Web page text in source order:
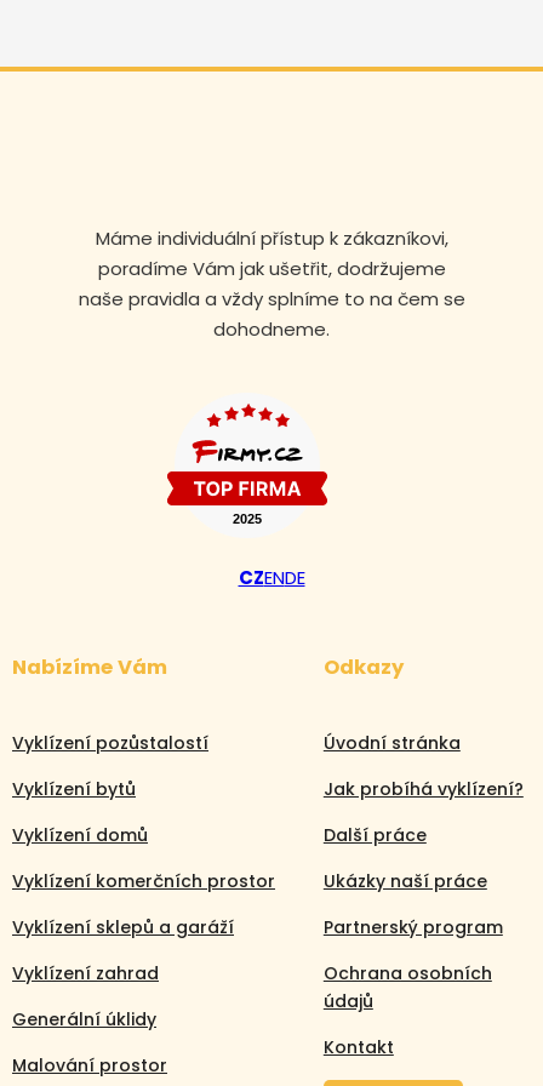
Máme individuální přístup k zákazníkovi,
poradíme Vám jak ušetřit, dodržujeme
naše pravidla a vždy splníme to na čem se
dohodneme.
CZENDE
Nabízíme Vám
Vyklízení pozůstalostí
Vyklízení bytů
Vyklízení domů
Vyklízení komerčních prostor
Vyklízení sklepů a garáží
Vyklízení zahrad
Generální úklidy
Malování prostor
Odkazy
Úvodní stránka
Jak probíhá vyklízení?
Další práce
Ukázky naší práce
Partnerský program
Ochrana osobních
údajů
Kontakt